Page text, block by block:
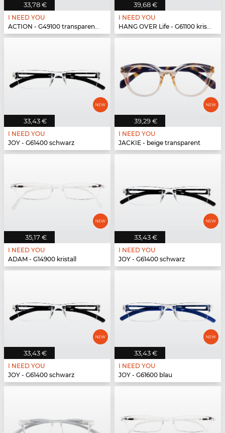
33,78 €
I NEED YOU
ACTION - G49100 transparent matt
39,68 €
I NEED YOU
HANG OVER Life - G61100 kristall
33,43 €
I NEED YOU
JOY - G61400 schwarz
39,29 €
I NEED YOU
JACKIE - beige transparent
35,17 €
I NEED YOU
ADAM - G14900 kristall
33,43 €
I NEED YOU
JOY - G61400 schwarz
33,43 €
I NEED YOU
JOY - G61400 schwarz
33,43 €
I NEED YOU
JOY - G61600 blau